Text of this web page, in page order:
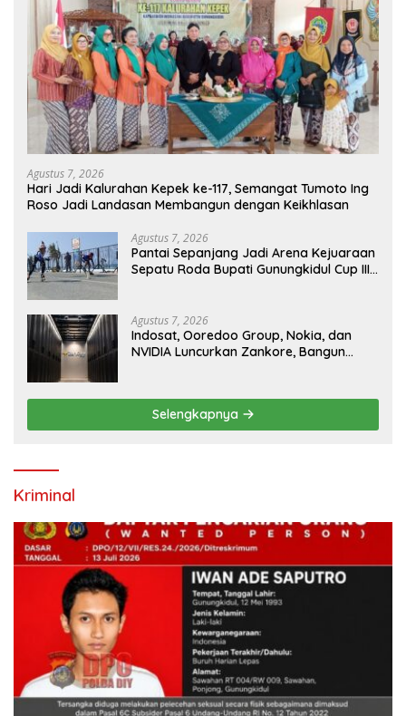
Agustus 7, 2026
Hari Jadi Kalurahan Kepek ke-117, Semangat Tumoto Ing
Roso Jadi Landasan Membangun dengan Keikhlasan
Agustus 7, 2026
Pantai Sepanjang Jadi Arena Kejuaraan
Sepatu Roda Bupati Gunungkidul Cup III
Agustus 7, 2026
Indosat, Ooredoo Group, Nokia, dan
NVIDIA Luncurkan Zankore, Bangun
Selengkapnya
Kriminal